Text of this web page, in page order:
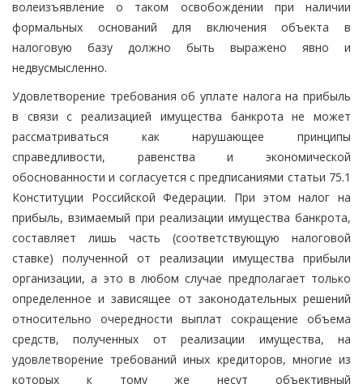
волеизъявление о таком освобождении при наличии
формальных оснований для включения объекта в
налоговую базу должно быть выражено явно и
недвусмысленно.
Удовлетворение требования об уплате налога на прибыль
в связи с реализацией имущества банкрота не может
рассматриваться как нарушающее принципы
справедливости, равенства и экономической
обоснованности и согласуется с предписаниями статьи 75.1
Конституции Российской Федерации. При этом налог на
прибыль, взимаемый при реализации имущества банкрота,
составляет лишь часть (соответствующую налоговой
ставке) полученной от реализации имущества прибыли
организации, а это в любом случае предполагает только
определенное и зависящее от законодательных решений
относительно очередности выплат сокращение объема
средств, полученных от реализации имущества, на
удовлетворение требований иных кредиторов, многие из
которых к тому же несут объективный